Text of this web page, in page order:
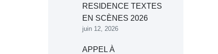
RESIDENCE TEXTES
EN SCÈNES 2026
juin 12, 2026
APPEL À